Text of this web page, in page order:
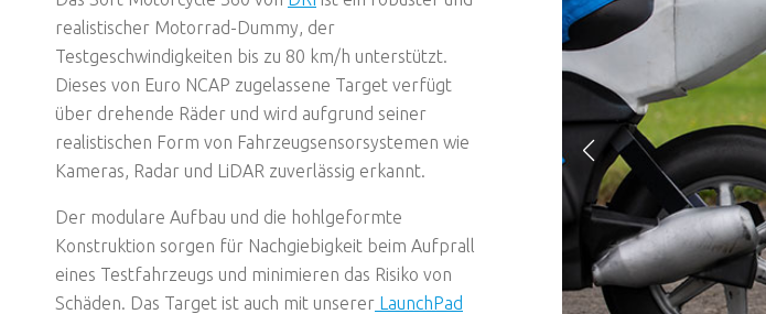
realistischer Motorrad-Dummy, der
Testgeschwindigkeiten bis zu 80 km/h unterstützt.
Dieses von Euro NCAP zugelassene Target verfügt
über drehende Räder und wird aufgrund seiner
realistischen Form von Fahrzeugsensorsystemen wie
Kameras, Radar und LiDAR zuverlässig erkannt.
Der modulare Aufbau und die hohlgeformte
Konstruktion sorgen für Nachgiebigkeit beim Aufprall
eines Testfahrzeugs und minimieren das Risiko von
Schäden. Das Target ist auch mit unserer LaunchPad